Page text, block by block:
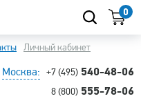
0
Личный кабинет
Москва: +7 (495) 540-48-06
8 (800) 555-78-06